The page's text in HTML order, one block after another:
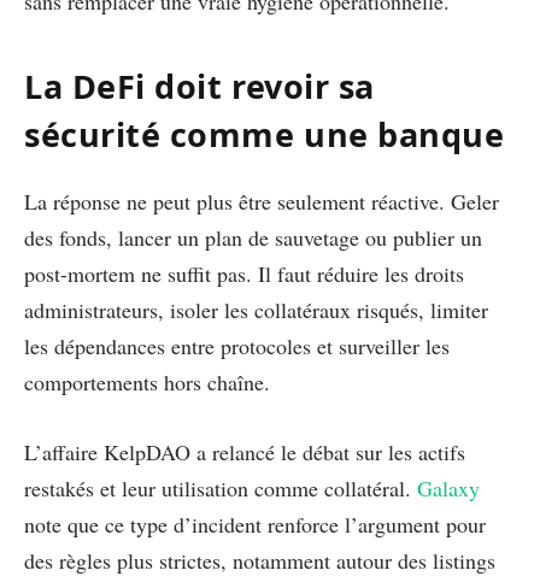
La DeFi doit revoir sa
sécurité comme une banque
La réponse ne peut plus être seulement réactive. Geler
des fonds, lancer un plan de sauvetage ou publier un
post-mortem ne suffit pas. Il faut réduire les droits
administrateurs, isoler les collatéraux risqués, limiter
les dépendances entre protocoles et surveiller les
comportements hors chaîne.
L’affaire KelpDAO a relancé le débat sur les actifs
restakés et leur utilisation comme collatéral. Galaxy
note que ce type d’incident renforce l’argument pour
des règles plus strictes, notamment autour des listings